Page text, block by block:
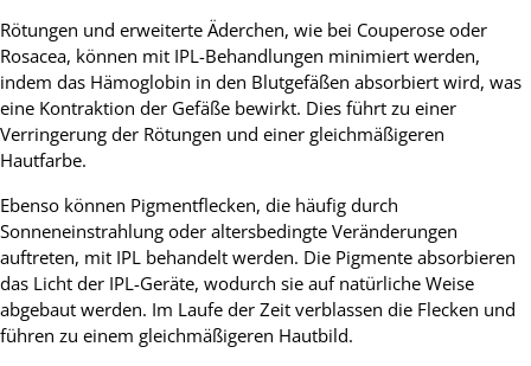
Rötungen und erweiterte Äderchen, wie bei Couperose oder
Rosacea, können mit IPL-Behandlungen minimiert werden,
indem das Hämoglobin in den Blutgefäßen absorbiert wird, was
eine Kontraktion der Gefäße bewirkt. Dies führt zu einer
Verringerung der Rötungen und einer gleichmäßigeren
Hautfarbe.
Ebenso können Pigmentflecken, die häufig durch
Sonneneinstrahlung oder altersbedingte Veränderungen
auftreten, mit IPL behandelt werden. Die Pigmente absorbieren
das Licht der IPL-Geräte, wodurch sie auf natürliche Weise
abgebaut werden. Im Laufe der Zeit verblassen die Flecken und
führen zu einem gleichmäßigeren Hautbild.